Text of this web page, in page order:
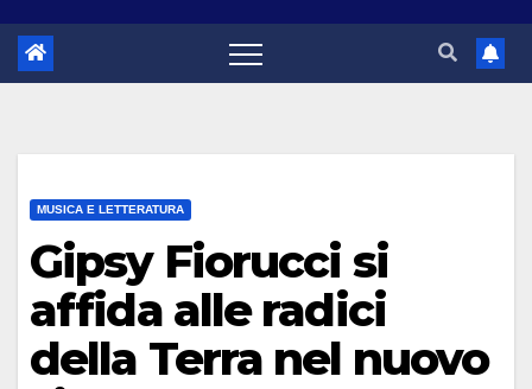
MUSICA E LETTERATURA
Gipsy Fiorucci si
affida alle radici
della Terra nel nuovo